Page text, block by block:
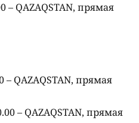
– QAZAQSTAN, прямая
– QAZAQSTAN, прямая
– QAZAQSTAN, прямая